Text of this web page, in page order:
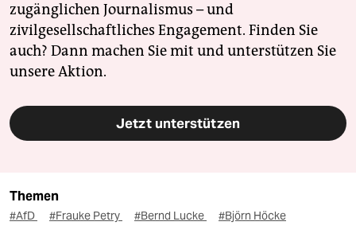
zugänglichen Journalismus – und
zivilgesellschaftliches Engagement. Finden Sie
auch? Dann machen Sie mit und unterstützen Sie
unsere Aktion.
Jetzt unterstützen
Themen
#AfD #Frauke Petry #Bernd Lucke #Björn Höcke